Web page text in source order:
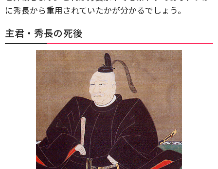
に秀長から重用されていたかが分かるでしょう。
主君・秀長の死後